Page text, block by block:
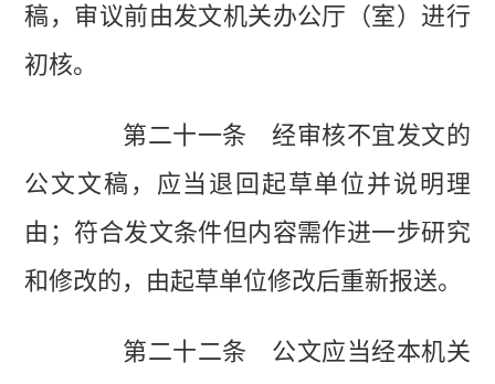
稿，审议前由发文机关办公厅（室）进行
初核。
第二十一条 经审核不宜发文的
公文文稿，应当退回起草单位并说明理
由；符合发文条件但内容需作进一步研究
和修改的，由起草单位修改后重新报送。
第二十二条 公文应当经本机关